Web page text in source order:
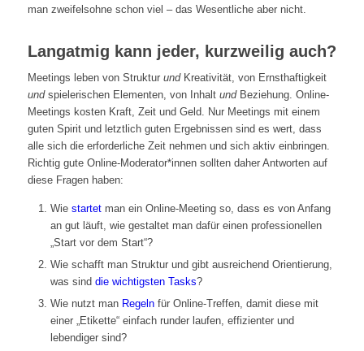
man zweifelsohne schon viel – das Wesentliche aber nicht.
Langatmig kann jeder, kurzweilig auch?
Meetings leben von Struktur undKreativität, von Ernsthaftigkeit
undspielerischen Elementen, von Inhalt undBeziehung. Online-
Meetings kosten Kraft, Zeit und Geld. Nur Meetings mit einem
guten Spirit und letztlich guten Ergebnissen sind es wert, dass
alle sich die erforderliche Zeit nehmen und sich aktiv einbringen.
Richtig gute Online-Moderator*innen sollten daher Antworten auf
diese Fragen haben:
Wie startetman ein Online-Meeting so, dass es von Anfang
an gut läuft, wie gestaltet man dafür einen professionellen
„Start vor dem Start“?
Wie schafft man Struktur und gibt ausreichend Orientierung,
was sind die wichtigsten Tasks?
Wie nutzt man Regelnfür Online-Treffen, damit diese mit
einer „Etikette“ einfach runder laufen, effizienter und
lebendiger sind?